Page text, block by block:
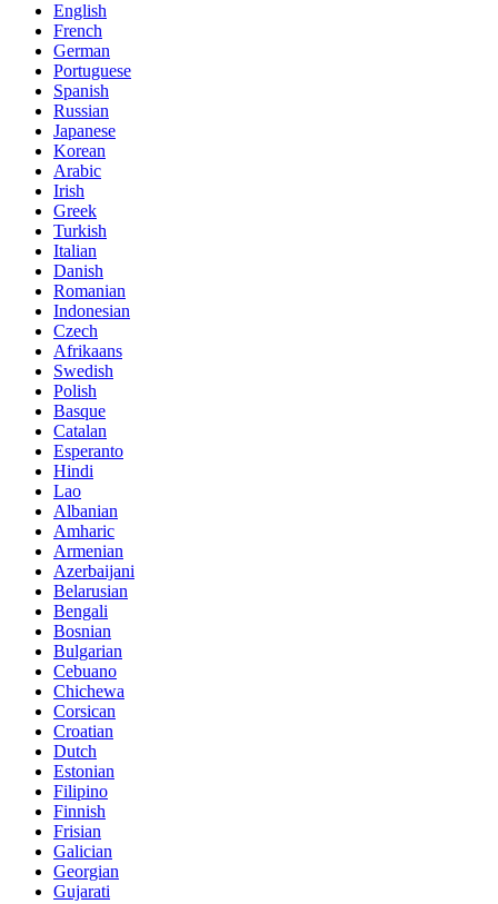
English
French
German
Portuguese
Spanish
Russian
Japanese
Korean
Arabic
Irish
Greek
Turkish
Italian
Danish
Romanian
Indonesian
Czech
Afrikaans
Swedish
Polish
Basque
Catalan
Esperanto
Hindi
Lao
Albanian
Amharic
Armenian
Azerbaijani
Belarusian
Bengali
Bosnian
Bulgarian
Cebuano
Chichewa
Corsican
Croatian
Dutch
Estonian
Filipino
Finnish
Frisian
Galician
Georgian
Gujarati